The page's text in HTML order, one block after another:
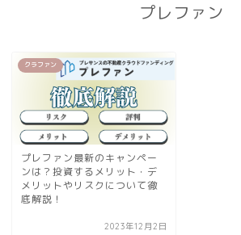
プレファン
クラファン
プレファン最新のキャンペー
ンは？投資するメリット・デ
メリットやリスクについて徹
底解説！
2023年12月2日